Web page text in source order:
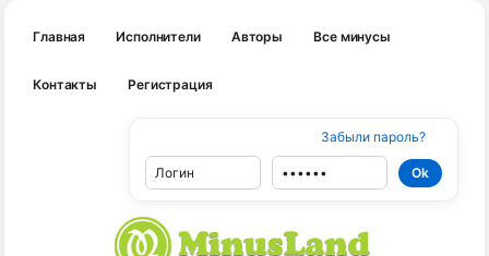
Главная Исполнители Авторы Все минусы
Контакты Регистрация
Забыли пароль?